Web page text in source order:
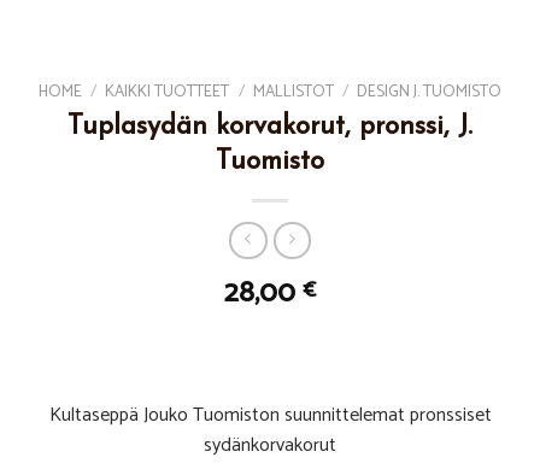
HOME / KAIKKI TUOTTEET / MALLISTOT / DESIGN J. TUOMISTO
Tuplasydän korvakorut, pronssi, J.
Tuomisto
28,00 €
Kultaseppä Jouko Tuomiston suunnittelemat pronssiset
sydänkorvakorut